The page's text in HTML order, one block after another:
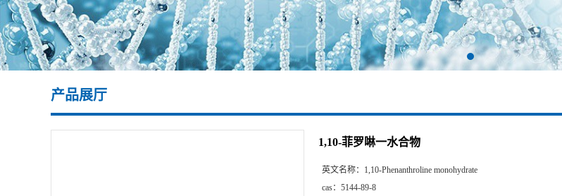
产品展厅
1,10-菲罗啉一水合物
英文名称： 1,10-Phenanthroline monohydrate
cas： 5144-89-8